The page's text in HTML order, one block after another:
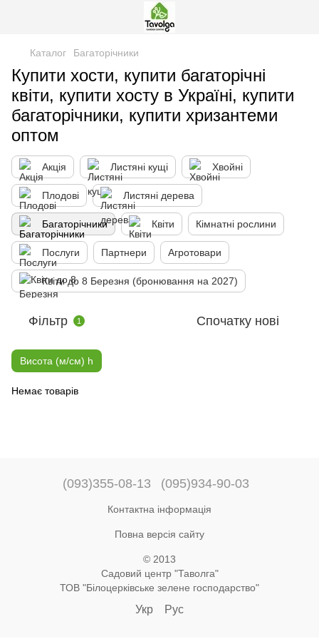
Каталог Багаторічники
Купити хости, купити багаторічні
квіти, купити хосту в Україні, купити
багаторічники, купити хризантеми
оптом
Акція Листяні кущі Хвойні
Плодові Листяні дерева
Багаторічники Квіти Кімнатні рослини
Послуги Партнери Агротовари
Квіти до 8 Березня (бронювання на 2027)
Фільтр 1 Спочатку нові
Висота (м/см) h
Немає товарів
(093)355-08-13 (095)934-90-03
Контактна інформація
Повна версія сайту
© 2013
Садовий центр "Таволга"
ТОВ "Білоцерківське зелене господарство"
Укр Рус